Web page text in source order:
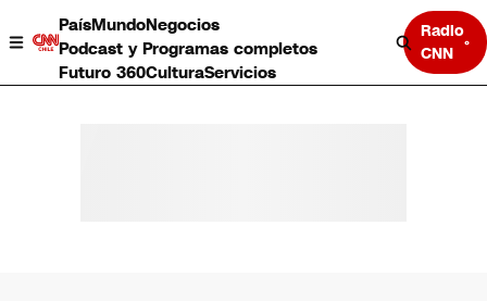
PaísMundoNegocios
Podcast y Programas completos
Futuro 360CulturaServicios
Radio
CNN